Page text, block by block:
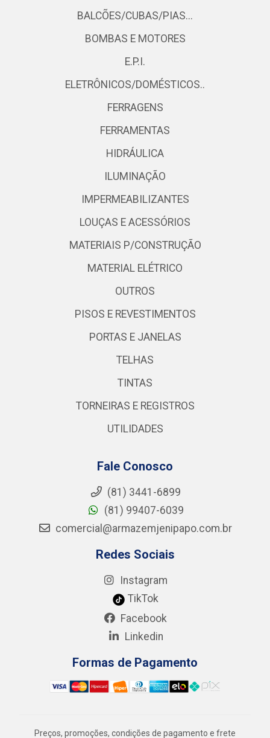
BALCÕES/CUBAS/PIAS...
BOMBAS E MOTORES
E.P.I.
ELETRÔNICOS/DOMÉSTICOS..
FERRAGENS
FERRAMENTAS
HIDRÁULICA
ILUMINAÇÃO
IMPERMEABILIZANTES
LOUÇAS E ACESSÓRIOS
MATERIAIS P/CONSTRUÇÃO
MATERIAL ELÉTRICO
OUTROS
PISOS E REVESTIMENTOS
PORTAS E JANELAS
TELHAS
TINTAS
TORNEIRAS E REGISTROS
UTILIDADES
Fale Conosco
(81) 3441-6899
(81) 99407-6039
comercial@armazemjenipapo.com.br
Redes Sociais
Instagram
TikTok
Facebook
Linkedin
Formas de Pagamento
Preços, promoções, condições de pagamento e frete